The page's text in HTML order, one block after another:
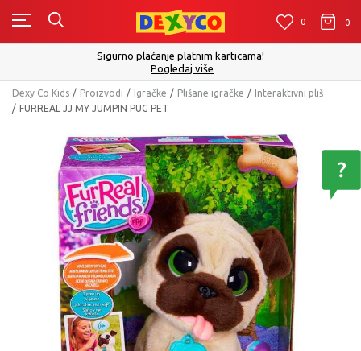
0 0
Click&Collect - Platite karticom Online i preuzmite
Dexy Co Kids Proizvodi Igračke Plišane igračke
Interaktivni pliš
FURREAL JJ MY JUMPIN PUG PET